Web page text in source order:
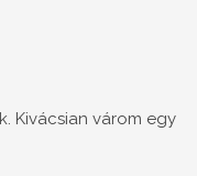
Kivácsian várom egy